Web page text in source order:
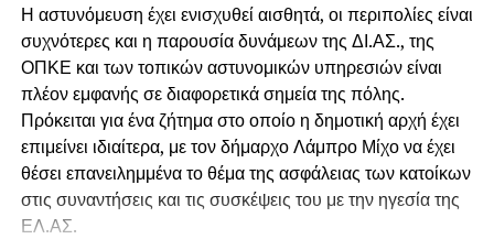
Η αστυνόμευση έχει ενισχυθεί αισθητά, οι περιπολίες είναι
συχνότερες και η παρουσία δυνάμεων της ΔΙ.ΑΣ., της
ΟΠΚΕ και των τοπικών αστυνομικών υπηρεσιών είναι
πλέον εμφανής σε διαφορετικά σημεία της πόλης.
Πρόκειται για ένα ζήτημα στο οποίο η δημοτική αρχή έχει
επιμείνει ιδιαίτερα, με τον δήμαρχο Λάμπρο Μίχο να έχει
θέσει επανειλημμένα το θέμα της ασφάλειας των κατοίκων
στις συναντήσεις και τις συσκέψεις του με την ηγεσία της
ΕΛ.ΑΣ.